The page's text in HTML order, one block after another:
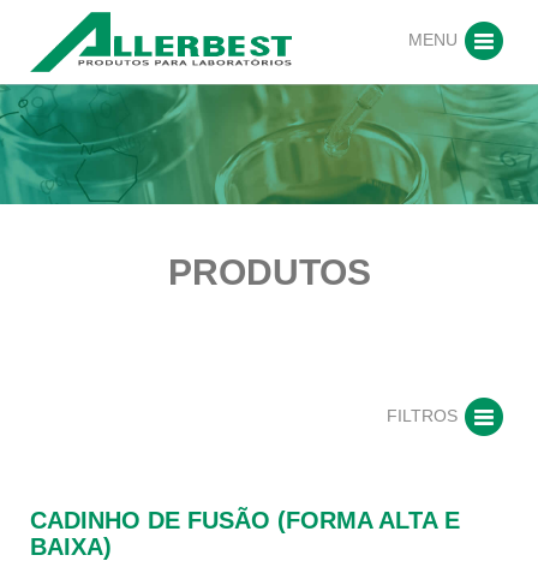
MENU
PRODUTOS
FILTROS
CADINHO DE FUSÃO (FORMA ALTA E
BAIXA)